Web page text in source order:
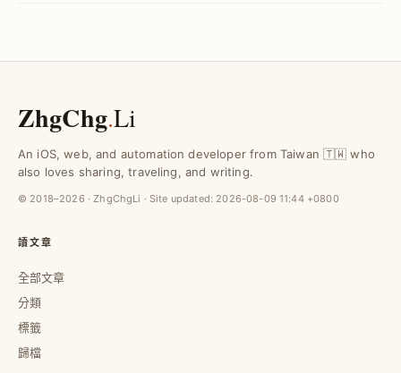
ZhgChg.Li
An iOS, web, and automation developer from Taiwan 🇹🇼 who
also loves sharing, traveling, and writing.
© 2018–2026 · ZhgChgLi · Site updated: 2026-08-09 11:44 +0800
讀文章
全部文章
分類
標籤
歸檔